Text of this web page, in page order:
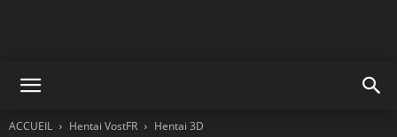
ACCUEIL Hentai VostFR Hentai 3D